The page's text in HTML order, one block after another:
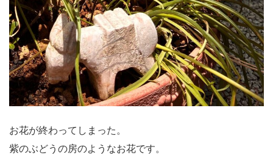
お花が終わってしまった。
紫のぶどうの房のようなお花です。